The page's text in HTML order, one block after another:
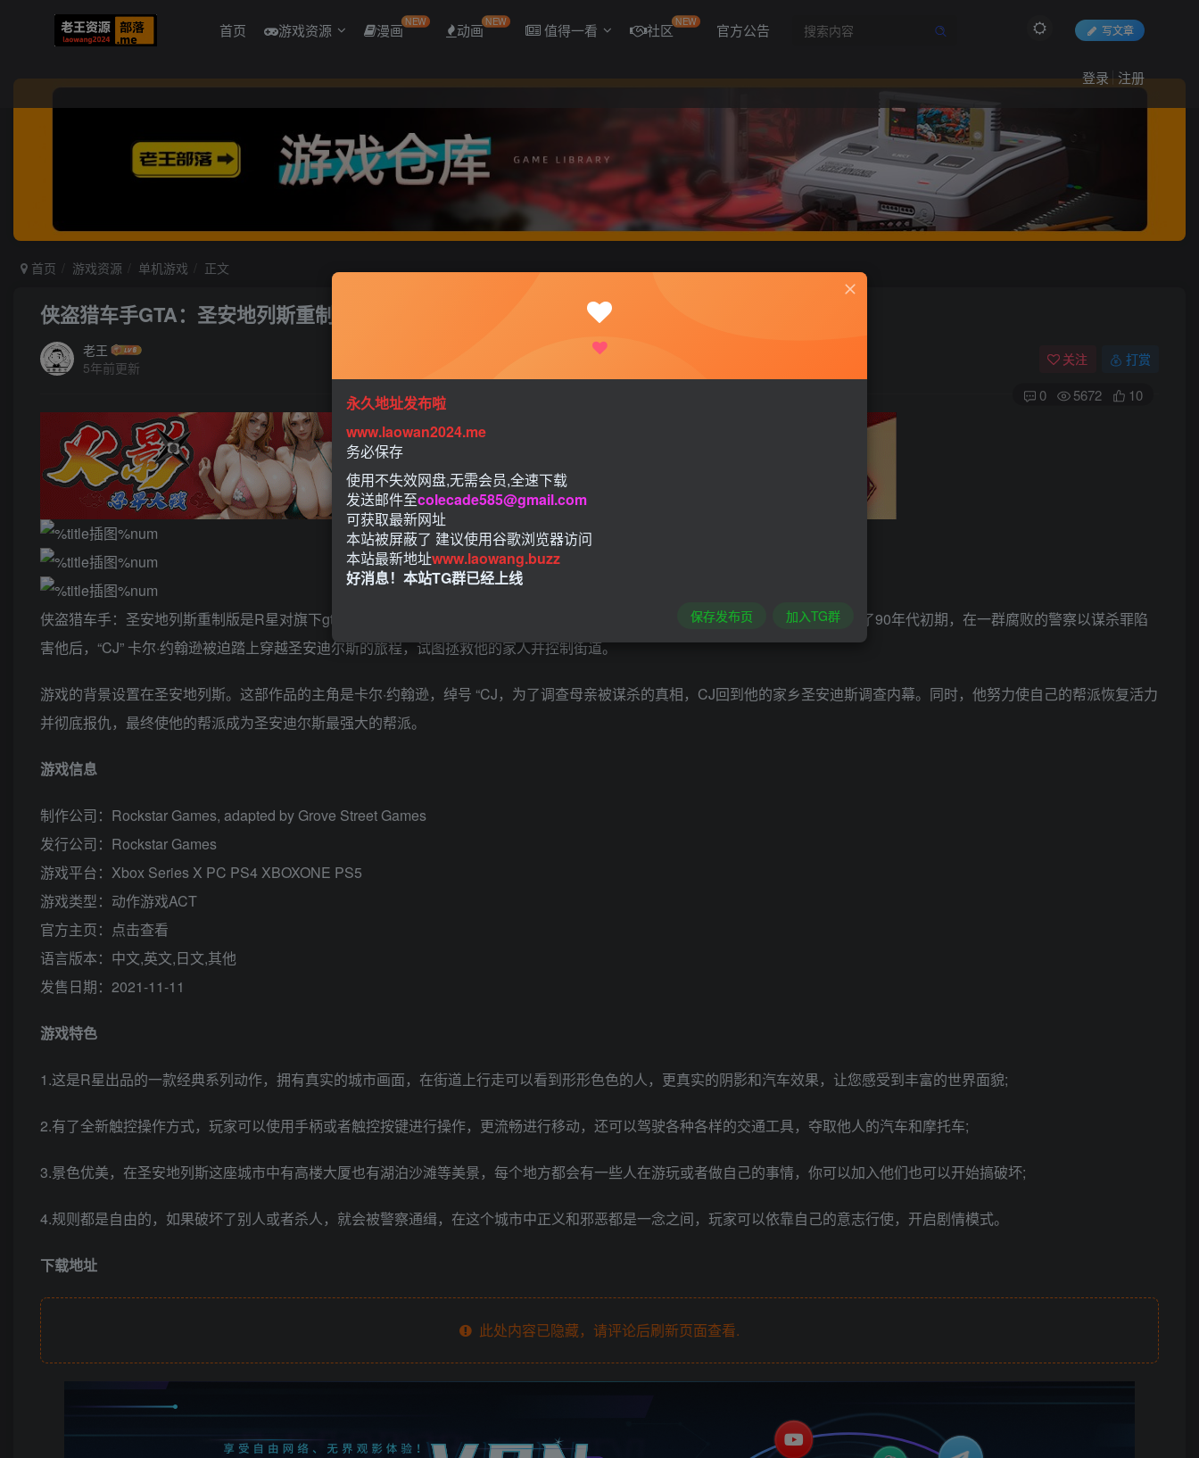
首页 游戏资源 漫画NEW 动画 NEW 值得一看 社区NEW 官方公告 写文章
登录 注册
首页 游戏资源 单机游戏 正文
侠盗猎车手GTA：圣安地列斯重制版 免安装中文版
老王
5年前更新
关注 打赏
0 5672 10
侠盗猎车手：圣安地列斯重制版是R星对旗下gta圣安地列斯游戏的高清重制版本，游侠网分享gta圣安地列斯重制版下载，时间来到了90年代初期，在一群腐败的警察以谋杀罪陷
害他后，“CJ” 卡尔·约翰逊被迫踏上穿越圣安迪尔斯的旅程，试图拯救他的家人并控制街道。
游戏的背景设置在圣安地列斯。这部作品的主角是卡尔·约翰逊，绰号 “CJ，为了调查母亲被谋杀的真相，CJ回到他的家乡圣安迪斯调查内幕。同时，他努力使自己的帮派恢复活力
并彻底报仇，最终使他的帮派成为圣安迪尔斯最强大的帮派。
游戏信息
制作公司：Rockstar Games, adapted by Grove Street Games
发行公司：Rockstar Games
游戏平台：Xbox Series X PC PS4 XBOXONE PS5
游戏类型：动作游戏ACT
官方主页：点击查看
语言版本：中文,英文,日文,其他
发售日期：2021-11-11
游戏特色
1.这是R星出品的一款经典系列动作，拥有真实的城市画面，在街道上行走可以看到形形色色的人，更真实的阴影和汽车效果，让您感受到丰富的世界面貌;
2.有了全新触控操作方式，玩家可以使用手柄或者触控按键进行操作，更流畅进行移动，还可以驾驶各种各样的交通工具，夺取他人的汽车和摩托车;
3.景色优美，在圣安地列斯这座城市中有高楼大厦也有湖泊沙滩等美景，每个地方都会有一些人在游玩或者做自己的事情，你可以加入他们也可以开始搞破坏;
4.规则都是自由的，如果破坏了别人或者杀人，就会被警察通缉，在这个城市中正义和邪恶都是一念之间，玩家可以依靠自己的意志行使，开启剧情模式。
下载地址
此处内容已隐藏，请评论后刷新页面查看.
永久地址发布啦
www.laowan2024.me
务必保存
使用不失效网盘,无需会员,全速下载
发送邮件至colecade585@gmail.com
可获取最新网址
本站被屏蔽了 建议使用谷歌浏览器访问
本站最新地址www.laowang.buzz
好消息！本站TG群已经上线
保存发布页 加入TG群